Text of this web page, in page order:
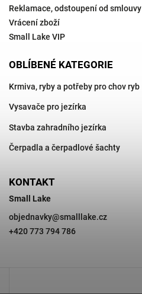
Reklamace, odstoupení od smlouvy
Vrácení zboží
Small Lake VIP
OBLÍBENÉ KATEGORIE
Krmiva, ryby a potřeby pro chov ryb
Vysavače pro jezírka
Stavba zahradního jezírka
Čerpadla a čerpadlové šachty
KONTAKT
Small Lake
objednavky@smalllake.cz
+420 773 794 786